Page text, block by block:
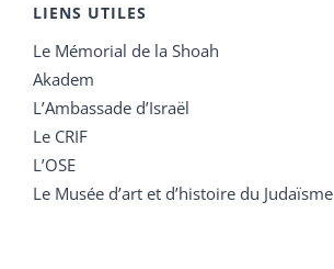
LIENS UTILES
Le Mémorial de la Shoah
Akadem
L’Ambassade d’Israël
Le CRIF
L’OSE
Le Musée d’art et d’histoire du Judaïsme